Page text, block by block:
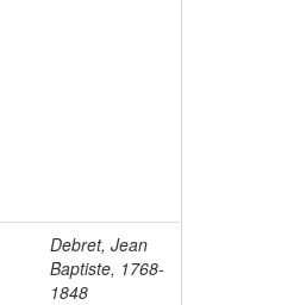
Debret, Jean
Baptiste, 1768-
1848